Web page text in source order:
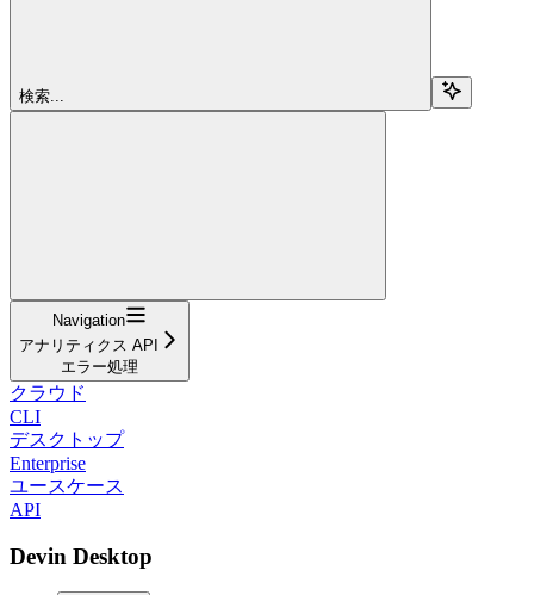
検索...
Navigation
アナリティクス API
エラー処理
クラウド
CLI
デスクトップ
Enterprise
ユースケース
API
Devin Desktop